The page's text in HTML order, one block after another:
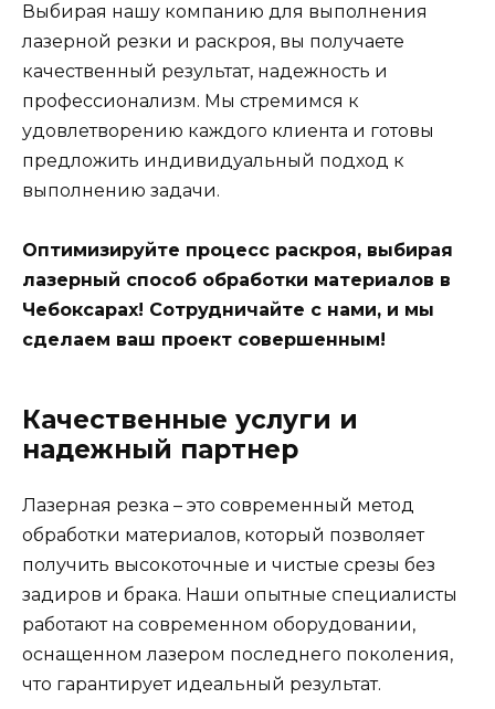
Выбирая нашу компанию для выполнения
лазерной резки и раскроя, вы получаете
качественный результат, надежность и
профессионализм. Мы стремимся к
удовлетворению каждого клиента и готовы
предложить индивидуальный подход к
выполнению задачи.
Оптимизируйте процесс раскроя, выбирая
лазерный способ обработки материалов в
Чебоксарах! Сотрудничайте с нами, и мы
сделаем ваш проект совершенным!
Качественные услуги и
надежный партнер
Лазерная резка – это современный метод
обработки материалов, который позволяет
получить высокоточные и чистые срезы без
задиров и брака. Наши опытные специалисты
работают на современном оборудовании,
оснащенном лазером последнего поколения,
что гарантирует идеальный результат.